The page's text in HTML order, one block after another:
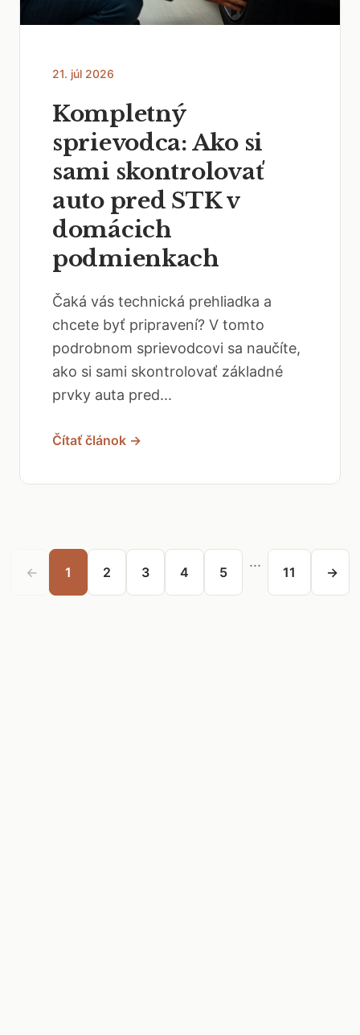
21. júl 2026
Kompletný
sprievodca: Ako si
sami skontrolovať
auto pred STK v
domácich
podmienkach
Čaká vás technická prehliadka a
chcete byť pripravení? V tomto
podrobnom sprievodcovi sa naučíte,
ako si sami skontrolovať základné
prvky auta pred...
Čítať článok →
← 1 2 3 4 5
...
11 →